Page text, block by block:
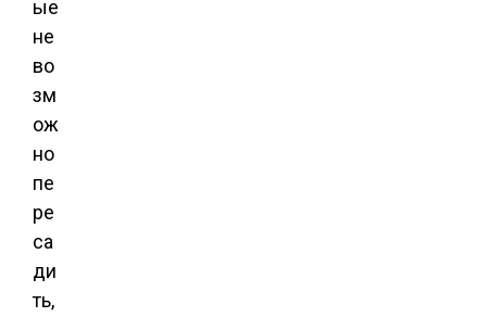
ые
не
во
зм
ож
но
пе
ре
са
ди
ть,